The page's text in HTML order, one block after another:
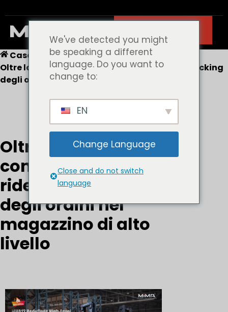
Casa
Blog
Oltre la verticale: come l'MHA12 ridefinisce il picking
degli ordini nel magazzino di alto livello
Oltre la verticale:
come l'MHA12
ridefinisce il picking
degli ordini nel
magazzino di alto
livello
We've detected you might
be speaking a different
language. Do you want to
change to:
EN
Change Language
Close and do not switch
language